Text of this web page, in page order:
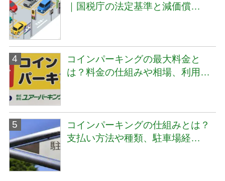
｜国税庁の法定基準と減価償…
コインパーキングの最大料金と
は？料金の仕組みや相場、利用…
コインパーキングの仕組みとは？
支払い方法や種類、駐車場経…